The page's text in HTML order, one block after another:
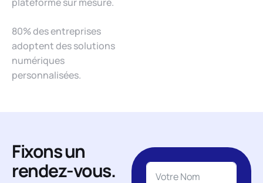
80% des entreprises
adoptent des solutions
numériques
personnalisées.
Fixons un
rendez-vous.